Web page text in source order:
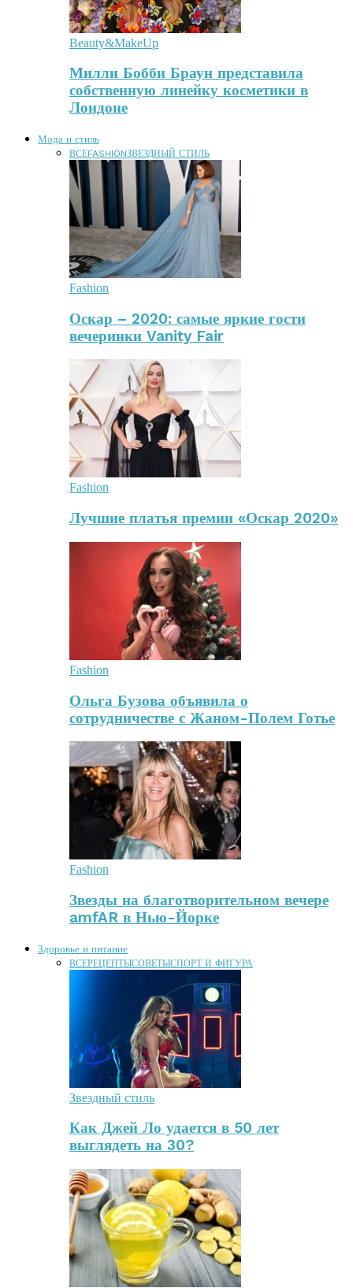
Beauty&MakeUp
Милли Бобби Браун представила
собственную линейку косметики в
Лондоне
Мода и стиль
ВСЕFASHIONЗВЕЗДНЫЙ СТИЛЬ
Fashion
Оскар – 2020: самые яркие гости
вечеринки Vanity Fair
Fashion
Лучшие платья премии «Оскар 2020»
Fashion
Ольга Бузова объявила о
сотрудничестве с Жаном-Полем Готье
Fashion
Звезды на благотворительном вечере
amfAR в Нью-Йорке
Здоровье и питание
ВСЕРЕЦЕПТЫСОВЕТЫСПОРТ И ФИГУРА
Звездный стиль
Как Джей Ло удается в 50 лет
выглядеть на 30?